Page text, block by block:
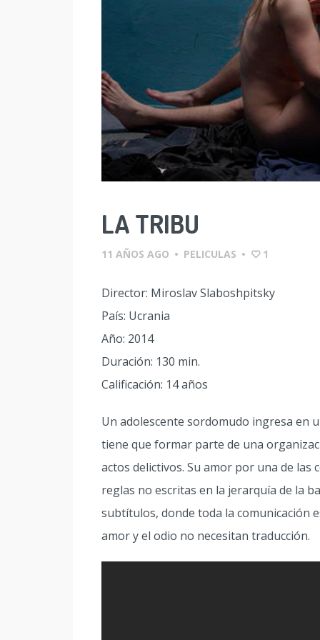
LA TRIBU
11 AÑOS AGO • PELICULAS • 1
Director: Miroslav Slaboshpitsky
País: Ucrania
Año: 2014
Duración: 130 min.
Calificación: 14 años
Un adolescente sordomudo ingresa en
tiene que formar parte de una
actos delictivos. Su amor por una de las
reglas no escritas en la jerarquía de la
subtítulos, donde toda la comunicación
amor y el odio no necesitan traducción.